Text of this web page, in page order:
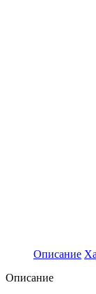
Описание
Описание